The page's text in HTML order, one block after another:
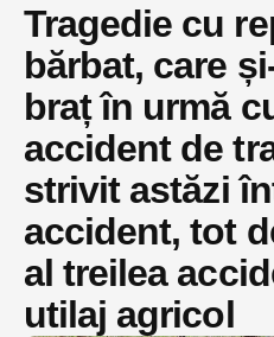
Tragedie cu
bărbat, care
braț în urmă
accident de
strivit astăzi
accident, tot
al treilea
utilaj agricol